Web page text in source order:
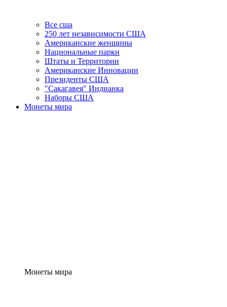
Все сша
250 лет независимости США
Американские женщины
Национальные парки
Штаты и Территории
Американские Инновации
Президенты США
"Сакагавея" Индианка
Наборы США
Монеты мира
Монеты мира